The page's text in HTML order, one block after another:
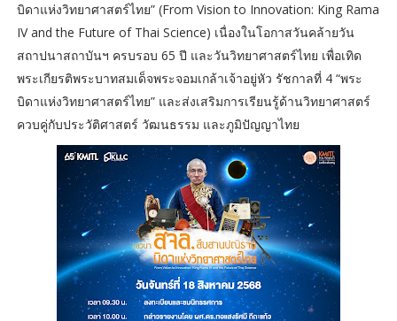
บิดาแห่งวิทยาศาสตร์ไทย” (From Vision to Innovation: King Rama
IV and the Future of Thai Science) เนื่องในโอกาสวันคล้ายวัน
สถาปนาสถาบันฯ ครบรอบ 65 ปี และวันวิทยาศาสตร์ไทย เพื่อเทิด
พระเกียรติพระบาทสมเด็จพระจอมเกล้าเจ้าอยู่หัว รัชกาลที่ 4 “พระ
บิดาแห่งวิทยาศาสตร์ไทย” และส่งเสริมการเรียนรู้ด้านวิทยาศาสตร์
ควบคู่กับประวัติศาสตร์ วัฒนธรรม และภูมิปัญญาไทย